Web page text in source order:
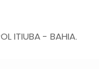
ITIUBA - BAHIA.